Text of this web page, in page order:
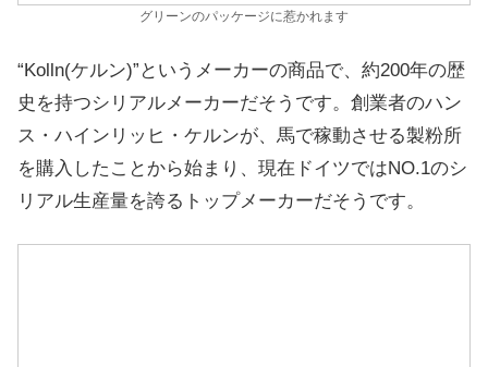
グリーンのパッケージに惹かれます
“Kolln(ケルン)”というメーカーの商品で、約200年の歴
史を持つシリアルメーカーだそうです。創業者のハン
ス・ハインリッヒ・ケルンが、馬で稼動させる製粉所
を購入したことから始まり、現在ドイツではNO.1のシ
リアル生産量を誇るトップメーカーだそうです。